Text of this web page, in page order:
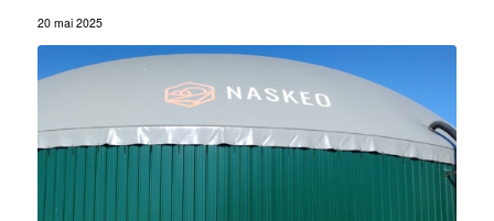
20 mai 2025